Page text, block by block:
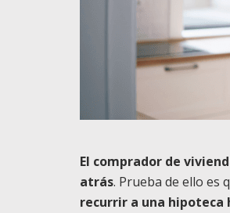
El comprador de
atrás. Prueba de ello es
recurrir a una hipoteca